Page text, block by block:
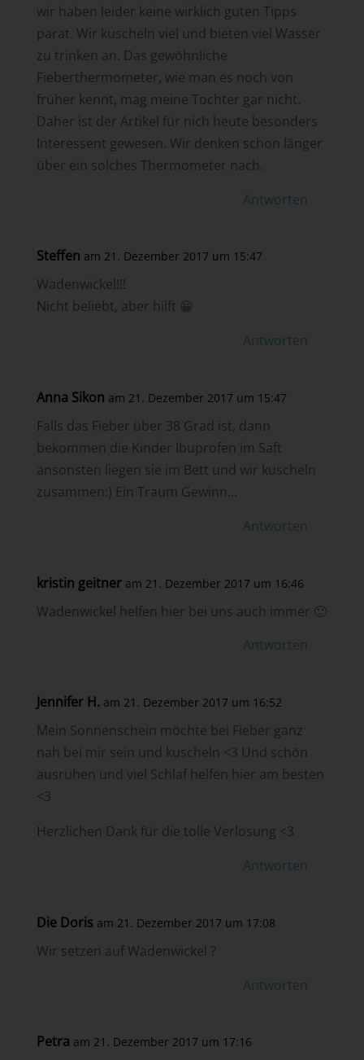
wir haben leider keine wirklich guten Tipps
parat. Wir kuscheln viel und bieten viel Wasser
zu trinken an. Das gewöhnliche
Fieberthermometer, wie man es noch von
früher kennt, mag meine Tochter gar nicht.
Daher ist der Artikel für nich heute besonders
Interessent gewesen. Wir denken schon länger
über ein solches Thermometer nach.
Antworten
Steffen am 21. Dezember 2017 um 15:47
Wadenwickel!!!
Nicht beliebt, aber hilft 😀
Antworten
Anna Sikon am 21. Dezember 2017 um 15:47
Falls das Fieber über 38 Grad ist, dann
bekommen die Kinder Ibuprofen im Saft
ansonsten liegen sie im Bett und wir kuscheln
zusammen:) Ein Traum Gewinn…
Antworten
kristin geitner am 21. Dezember 2017 um 16:46
Wadenwickel helfen hier bei uns auch immer 🙂
Antworten
Jennifer H. am 21. Dezember 2017 um 16:52
Mein Sonnenschein möchte bei Fieber ganz
nah bei mir sein und kuscheln <3 Und schön
ausruhen und viel Schlaf helfen hier am besten
<3
Herzlichen Dank für die tolle Verlosung <3
Antworten
Die Doris am 21. Dezember 2017 um 17:08
Wir setzen auf Wadenwickel ?
Antworten
Petra am 21. Dezember 2017 um 17:16